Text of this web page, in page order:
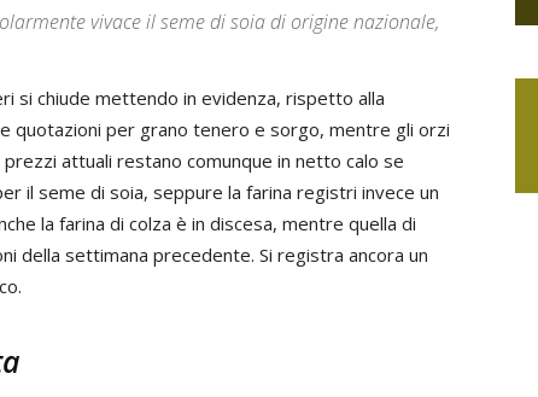
vivace il seme di soia di origine nazionale,
si chiude mettendo in evidenza, rispetto alla
quotazioni per grano tenero e sorgo, mentre gli orzi
prezzi attuali restano comunque in netto calo se
il seme di soia, seppure la farina registri invece un
la farina di colza è in discesa, mentre quella di
della settimana precedente. Si registra ancora un